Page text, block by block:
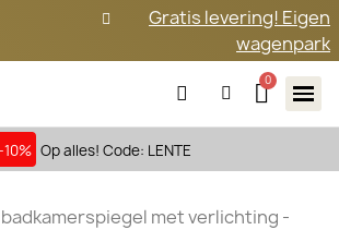
Gratis levering! Eigen
wagenpark
Op alles! Code: LENTE
met verlichting -